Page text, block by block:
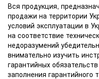
Вся продукция,
продажи на территории
условий эксплуатации в
на соответствие
недоразумений
внимательно изучить
гарантийных
заполнения